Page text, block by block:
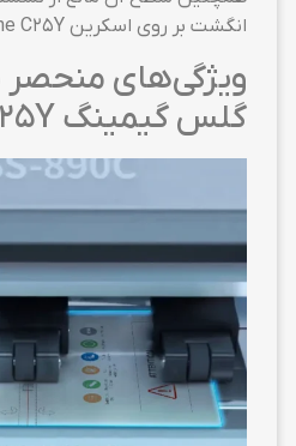
انگشت بر روی اسکرین Realme C25Y می‌شود.
ویژگی‌های منحصر
گلس گیمینگ Realme C25Y